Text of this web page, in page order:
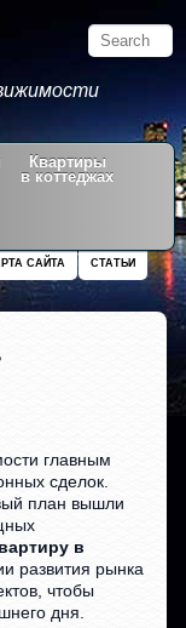
Квартиры
в коттеджах
СТАТЬИ
САЙТА
главным
сделок.
план вышли
в
развития рынка
чтобы
дня.